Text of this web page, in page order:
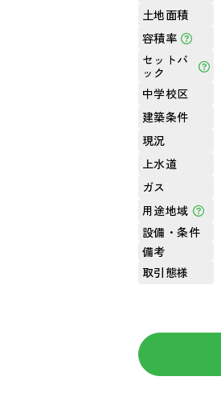
土地面積
容積率
セットバ
ック
中学校区
建築条件
現況
上水道
ガス
用途地域
設備・条件
備考
取引態様